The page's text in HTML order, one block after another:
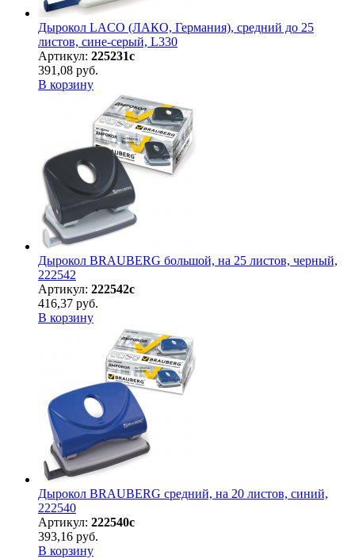
Дырокол LACO (ЛАКО, Германия), средний до 25
листов, сине-серый, L330
Артикул: 225231с
391,08 руб.
В корзину
Дырокол BRAUBERG большой, на 25 листов, черный,
222542
Артикул: 222542с
416,37 руб.
В корзину
Дырокол BRAUBERG средний, на 20 листов, синий,
222540
Артикул: 222540с
393,16 руб.
В корзину